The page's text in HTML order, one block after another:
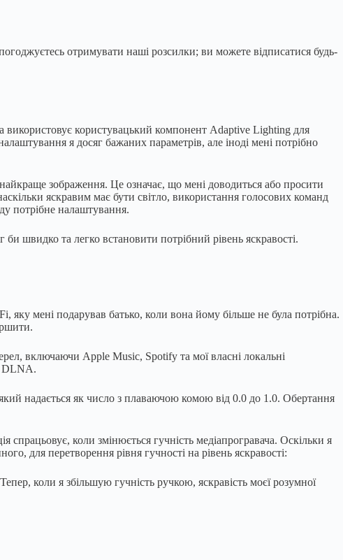
отримувати наші розсилки; ви можете відписатися будь-
користувацький компонент Adaptive Lighting для
я досяг бажаних параметрів, але іноді мені потрібно
зображення. Це означає, що мені доводиться або просити
яскравим має бути світло, використання голосових команд
потрібне налаштування.
швидко та легко встановити потрібний рівень яскравості.
яку мені подарував батько, коли вона йому більше не була потрібна.
включаючи Apple Music, Spotify та мої власні локальні
DLNA.
надається як число з плаваючою комою від 0.0 до 1.0. Обертання
спрацьовує, коли змінюється гучність медіапрогравача. Оскільки я
для перетворення рівня гучності на рівень яскравості:
коли я збільшую гучність ручкою, яскравість моєї розумної